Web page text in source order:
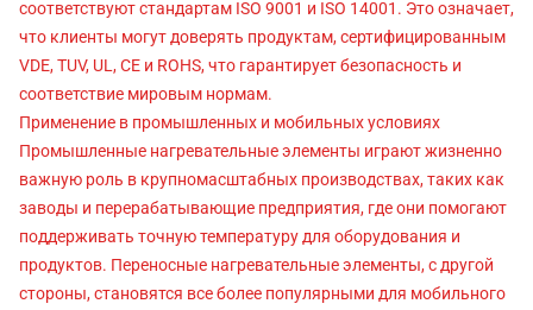
соответствуют стандартам ISO 9001 и ISO 14001. Это означает,
что клиенты могут доверять продуктам, сертифицированным
VDE, TUV, UL, CE и ROHS, что гарантирует безопасность и
соответствие мировым нормам.
Применение в промышленных и мобильных условиях
Промышленные нагревательные элементы играют жизненно
важную роль в крупномасштабных производствах, таких как
заводы и перерабатывающие предприятия, где они помогают
поддерживать точную температуру для оборудования и
продуктов. Переносные нагревательные элементы, с другой
стороны, становятся все более популярными для мобильного